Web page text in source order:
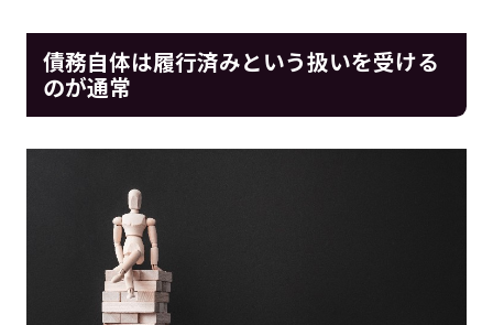
債務自体は履行済みという扱いを受ける
のが通常